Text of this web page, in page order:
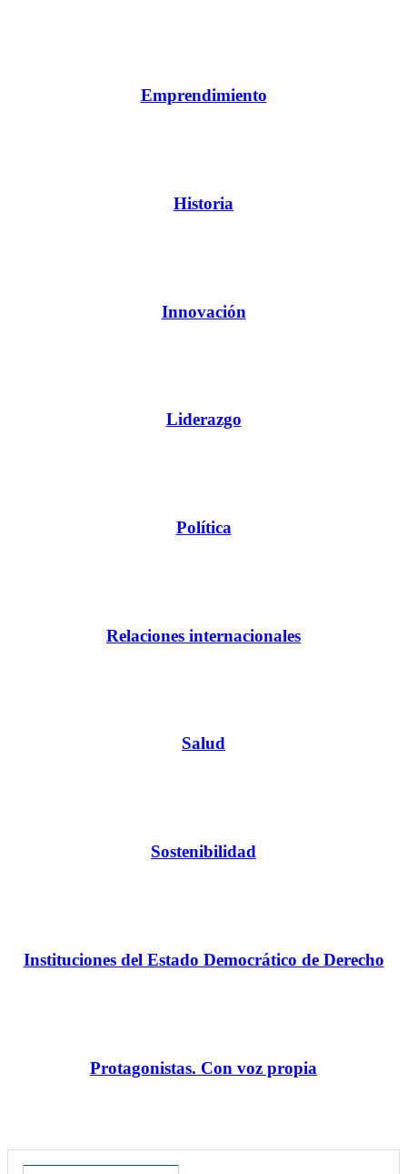
Emprendimiento
Historia
Innovación
Liderazgo
Política
Relaciones internacionales
Salud
Sostenibilidad
Instituciones del Estado Democrático de Derecho
Protagonistas. Con voz propia